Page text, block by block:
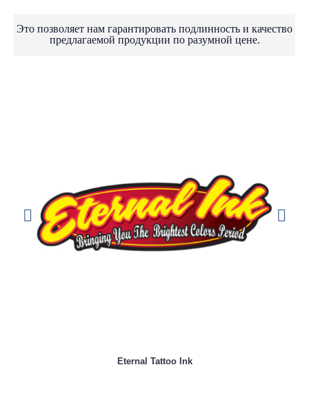
Это позволяет нам гарантировать подлинность и качество
предлагаемой продукции по разумной цене.
Eternal Tattoo Ink